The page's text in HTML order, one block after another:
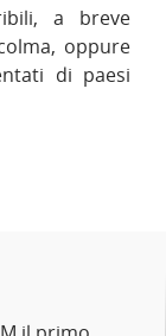
a breve
oppure
di paesi